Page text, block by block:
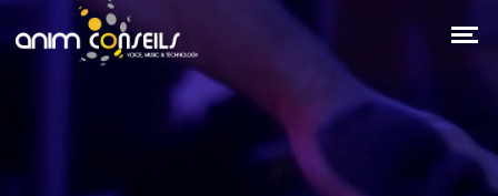
Panneau de gestion des cookies